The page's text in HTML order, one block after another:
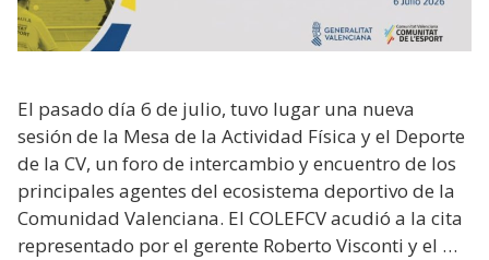
El pasado día 6 de julio, tuvo lugar una nueva
sesión de la Mesa de la Actividad Física y el Deporte
de la CV, un foro de intercambio y encuentro de los
principales agentes del ecosistema deportivo de la
Comunidad Valenciana. El COLEFCV acudió a la cita
representado por el gerente Roberto Visconti y el …